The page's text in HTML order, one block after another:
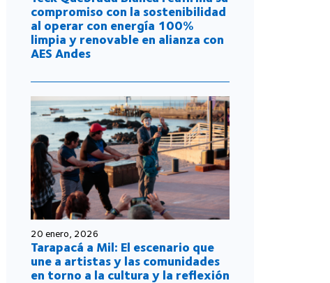
compromiso con la sostenibilidad
al operar con energía 100%
limpia y renovable en alianza con
AES Andes
20 enero, 2026
Tarapacá a Mil: El escenario que
une a artistas y las comunidades
en torno a la cultura y la reflexión